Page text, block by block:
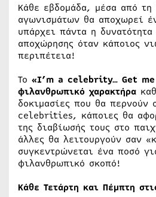
Κάθε εβδομάδα, μέσα από τη
αγωνισμάτων θα αποχωρεί
υπάρχει πάντα η δυνατότητα
αποχώρησης όταν κάποιος
περιπέτεια!
Το «I’m a celebrity… Get
φιλανθρωπικό χαρακτήρα
δοκιμασίες που θα περνούν
celebrities, κάποιες θα
της διαβίωσής τους στο
άλλες θα λειτουργούν σαν
συγκεντρώνεται ένα ποσό
φιλανθρωπικό σκοπό!
Κάθε Τετάρτη και Πέμπτη